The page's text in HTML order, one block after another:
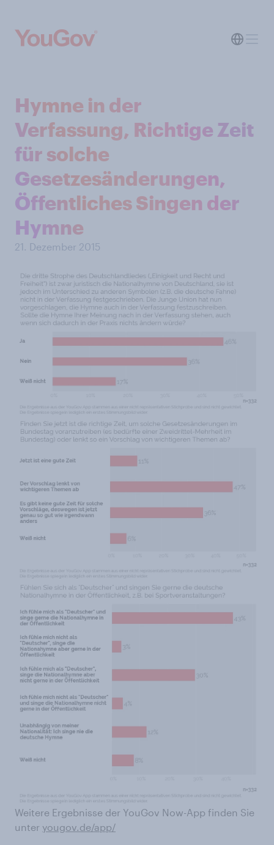
Hymne in der
Verfassung, Richtige Zeit
für solche
Gesetzesänderungen,
Öffentliches Singen der
Hymne
21. Dezember 2015
Weitere Ergebnisse der YouGov Now-App finden Sie
unter yougov.de/app/